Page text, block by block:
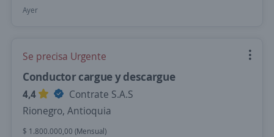
Ayer
Se precisa Urgente
Conductor cargue y descargue
4,4
Contrate S.A.S
Rionegro, Antioquia
$ 1.800.000,00 (Mensual)